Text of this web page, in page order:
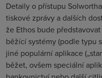
Detaily o přístupu
tiskové zprávy a dalších
že Ethos bude
běžící systémy (podle typu
jiné populární aplikace
běžet, ovšem speciální